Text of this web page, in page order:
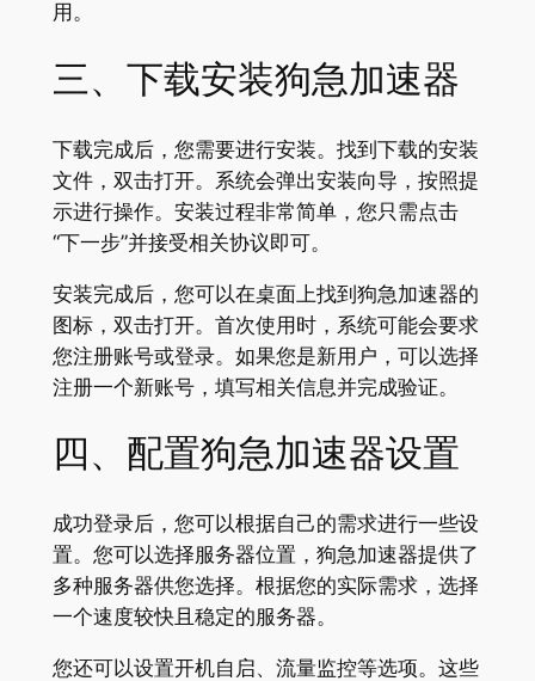
用。
三、下载安装狗急加速器
下载完成后，您需要进行安装。找到下载的安装
文件，双击打开。系统会弹出安装向导，按照提
示进行操作。安装过程非常简单，您只需点击
“下一步”并接受相关协议即可。
安装完成后，您可以在桌面上找到狗急加速器的
图标，双击打开。首次使用时，系统可能会要求
您注册账号或登录。如果您是新用户，可以选择
注册一个新账号，填写相关信息并完成验证。
四、配置狗急加速器设置
成功登录后，您可以根据自己的需求进行一些设
置。您可以选择服务器位置，狗急加速器提供了
多种服务器供您选择。根据您的实际需求，选择
一个速度较快且稳定的服务器。
您还可以设置开机自启、流量监控等选项。这些